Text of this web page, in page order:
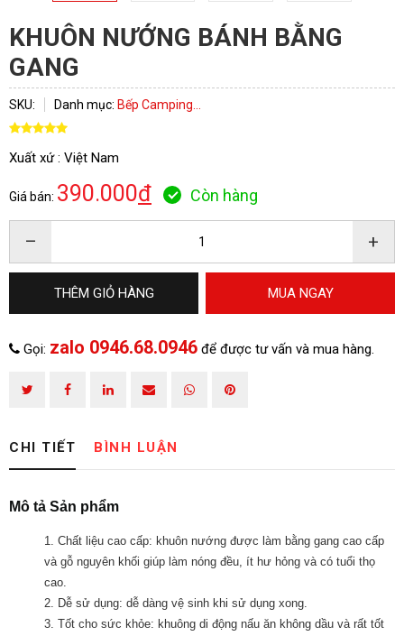
KHUÔN NƯỚNG BÁNH BẰNG
GANG
SKU: Danh mục: Bếp Camping...
Xuất xứ : Việt Nam
Giá bán: 390.000đ Còn hàng
– +
THÊM GIỎ HÀNG MUA NGAY
Gọi: zalo 0946.68.0946 để được tư vấn và mua hàng.
CHI TIẾT BÌNH LUẬN
Mô tả Sản phẩm
1. Chất liệu cao cấp: khuôn nướng được làm bằng gang cao cấp
và gỗ nguyên khối giúp làm nóng đều, ít hư hỏng và có tuổi thọ
cao.
2. Dễ sử dụng: dễ dàng vệ sinh khi sử dụng xong.
3. Tốt cho sức khỏe: khuông di động nấu ăn không dầu và rất tốt